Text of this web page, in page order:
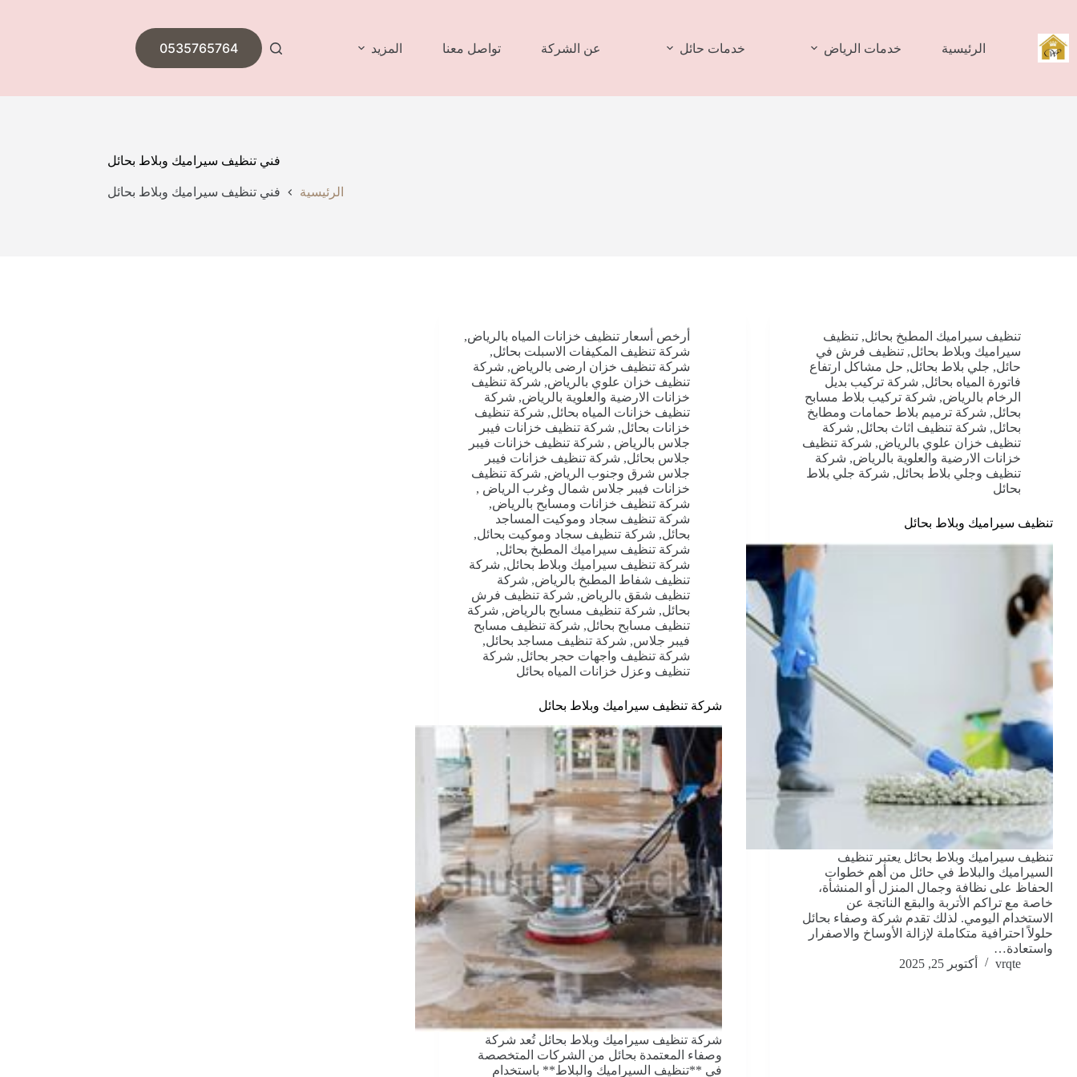
المحتوى
الرئيسية خدمات الرياض خدمات حائل عن الشركة تواصل معنا المزيد 0535765764
فني تنظيف سيراميك وبلاط بحائل
الرئيسية فني تنظيف سيراميك وبلاط بحائل
تنظيف سيراميك المطبخ بحائل, تنظيف
سيراميك وبلاط بحائل, تنظيف فرش في
حائل, جلي بلاط بحائل, حل مشاكل ارتفاع
فاتورة المياه بحائل, شركة تركيب بديل
الرخام بالرياض, شركة تركيب بلاط مسابح
بحائل, شركة ترميم بلاط حمامات ومطابخ
بحائل, شركة تنظيف اثاث بحائل, شركة
تنظيف خزان علوي بالرياض, شركة تنظيف
خزانات الارضية والعلوية بالرياض, شركة
تنظيف وجلي بلاط بحائل, شركة جلي بلاط
بحائل
تنظيف سيراميك وبلاط بحائل
تنظيف سيراميك وبلاط بحائل يعتبر تنظيف
السيراميك والبلاط في حائل من أهم خطوات
الحفاظ على نظافة وجمال المنزل أو المنشأة،
خاصة مع تراكم الأتربة والبقع الناتجة عن
الاستخدام اليومي. لذلك تقدم شركة وصفاء بحائل
حلولاً احترافية متكاملة لإزالة الأوساخ والاصفرار
واستعادة…
vrqte
أكتوبر 25, 2025
أرخص أسعار تنظيف خزانات المياه بالرياض,
شركة تنظيف المكيفات الاسبلت بحائل,
شركة تنظيف خزان ارضى بالرياض, شركة
تنظيف خزان علوي بالرياض, شركة تنظيف
خزانات الارضية والعلوية بالرياض, شركة
تنظيف خزانات المياه بحائل, شركة تنظيف
خزانات بحائل, شركة تنظيف خزانات فيبر
جلاس بالرياض , شركة تنظيف خزانات فيبر
جلاس بحائل, شركة تنظيف خزانات فيبر
جلاس شرق وجنوب الرياض, شركة تنظيف
خزانات فيبر جلاس شمال وغرب الرياض ,
شركة تنظيف خزانات ومسابح بالرياض,
شركة تنظيف سجاد وموكيت المساجد
بحائل, شركة تنظيف سجاد وموكيت بحائل,
شركة تنظيف سيراميك المطبخ بحائل,
شركة تنظيف سيراميك وبلاط بحائل, شركة
تنظيف شفاط المطبخ بالرياض, شركة
تنظيف شقق بالرياض, شركة تنظيف فرش
بحائل, شركة تنظيف مسابح بالرياض, شركة
تنظيف مسابح بحائل, شركة تنظيف مسابح
فيبر جلاس, شركة تنظيف مساجد بحائل,
شركة تنظيف واجهات حجر بحائل, شركة
تنظيف وعزل خزانات المياه بحائل
شركة تنظيف سيراميك وبلاط بحائل
شركة تنظيف سيراميك وبلاط بحائل تُعد شركة
وصفاء المعتمدة بحائل من الشركات المتخصصة
في **تنظيف السيراميك والبلاط** باستخدام